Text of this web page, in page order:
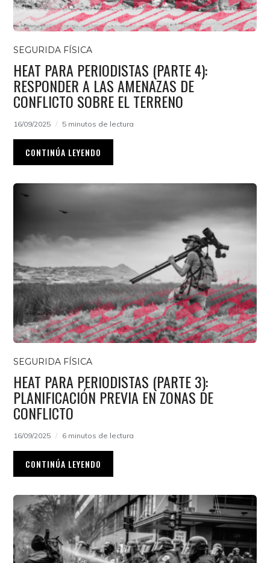
SEGURIDA FÍSICA
HEAT PARA PERIODISTAS (PARTE 4):
RESPONDER A LAS AMENAZAS DE
CONFLICTO SOBRE EL TERRENO
16/09/2025 5 minutos de lectura
CONTINÚA LEYENDO
SEGURIDA FÍSICA
HEAT PARA PERIODISTAS (PARTE 3):
PLANIFICACIÓN PREVIA EN ZONAS DE
CONFLICTO
16/09/2025 6 minutos de lectura
CONTINÚA LEYENDO